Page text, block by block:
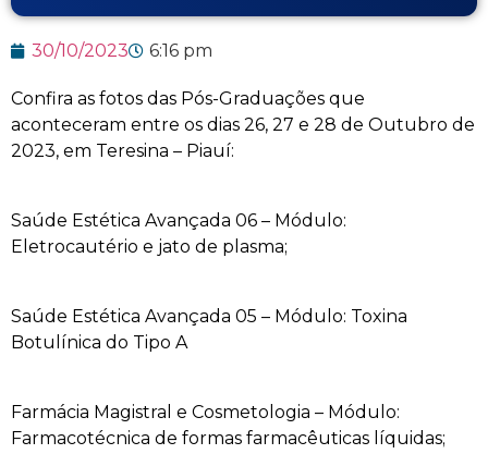
30/10/2023 6:16 pm
Confira as fotos das Pós-Graduações que
aconteceram entre os dias 26, 27 e 28 de Outubro de
2023, em Teresina – Piauí:
Saúde Estética Avançada 06 – Módulo:
Eletrocautério e jato de plasma;
Saúde Estética Avançada 05 – Módulo: Toxina
Botulínica do Tipo A
Farmácia Magistral e Cosmetologia – Módulo:
Farmacotécnica de formas farmacêuticas líquidas;